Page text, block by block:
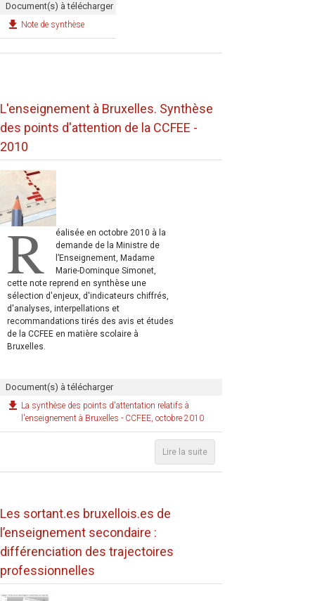
Document(s) à télécharger
Note de synthèse
L'enseignement à Bruxelles. Synthèse
des points d'attention de la CCFEE -
2010
R
éalisée en octobre 2010 à la
demande de la Ministre de
l’Enseignement, Madame
Marie-Dominque Simonet,
cette note reprend en synthèse une
sélection d'enjeux, d'indicateurs chiffrés,
d'analyses, interpellations et
recommandations tirés des avis et études
de la CCFEE en matière scolaire à
Bruxelles.
Document(s) à télécharger
La synthèse des points d'attentation relatifs à
l'enseignement à Bruxelles - CCFEE, octobre 2010
Lire la suite
Les sortant.es bruxellois.es de
l’enseignement secondaire :
différenciation des trajectoires
professionnelles